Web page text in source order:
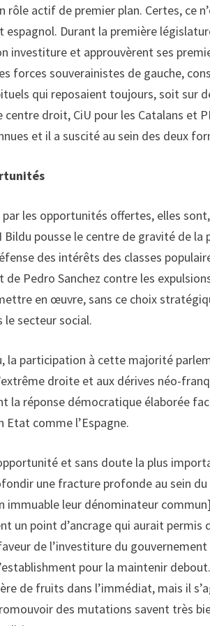
rôle actif de premier plan. Certes, ce
espagnol. Durant la première
investiture et approuvèrent ses
forces souverainistes de gauche,
qui reposaient toujours, soit sur
droit, CiU pour les Catalans et
et il a suscité au sein des deux
les opportunités offertes, elles
Bildu pousse le centre de gravité de
des intérêts des classes
de Pedro Sanchez contre les
en œuvre, sans ce choix
le secteur social.
la participation à cette majorité
droite et aux dérives néo-
la réponse démocratique élaborée
Etat comme l’Espagne.
et sans doute la plus
une fracture profonde au sein
immuable leur dénominateur
un point d’ancrage qui aurait permis
de l’investiture du
pour la maintenir
de fruits dans l’immédiat, mais il
des mutations savent très